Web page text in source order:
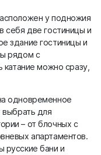
у подножия
себя две гостиницы и
здание гостиницы и
рядом с
катание можно сразу,
одновременное
выбрать для
– от блочных с
апартаментов.
русские бани и